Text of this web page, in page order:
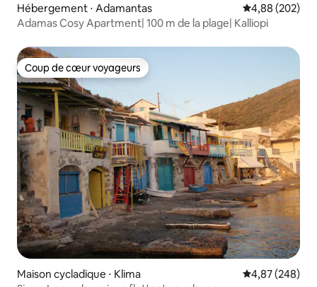
Hébergement ⋅ Adamantas Évaluation
4,88 (202)
Adamas Cosy Apartment| 100 m de la plage| Kalliopi
Coup de cœur voyageurs
Coup de cœur voyageurs
Maison cycladique ⋅ Klima Évaluation
4,87 (248)